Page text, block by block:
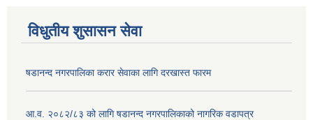
विधुतीय शुसासन सेवा
षडानन्द नगरपालिका करार सेवाका लागि दरखास्त फारम
आ.व. २०८२/८३ को लागि षडानन्द नगरपालिकाको नागरिक वडापत्र